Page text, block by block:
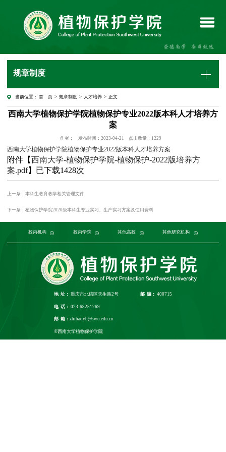
规章制度
当前位置： 首 页 >规章制度 > 人才培养 > 正文
西南大学植物保护学院植物保护专业2022版本科人才培养方
案
作者： 发布时间：2023-04-21 点击数量： 1229
西南大学植物保护学院植物保护专业2022版本科人才培养方案
附件【西南大学-植物保护学院-植物保护-2022版培养方
案.pdf】已下载1428次
上一条：本科生教育教学相关管理文件
下一条：植物保护学院2020级本科生专业实习、生产实习方案及使用资料
校内机构
党委组织部 党委宣传部 发展规划与学科建设部 人力资源部 本科生院 研究生院 科学技术发展研究院
校内学院
农学与生物科技学院 园艺园林学院 生命科学学院 生物技术学院 资源环境学院
其他高校
中国农业大学 浙江大学 西北农林科技大学 南京农业大学 华中农业大学 华南农业大学 山西农业大学
其他研究机构
中国农业科学院植物保护研究所 中国科学院植物研究所 中国科学院 中国农业科学院 重庆市农业科学院
地 址： 重庆市北碚区天生路2号 邮 编： 400715
电 话： 023-68251269
邮 箱：zhibaoyb@swu.edu.cn
©西南大学植物保护学院